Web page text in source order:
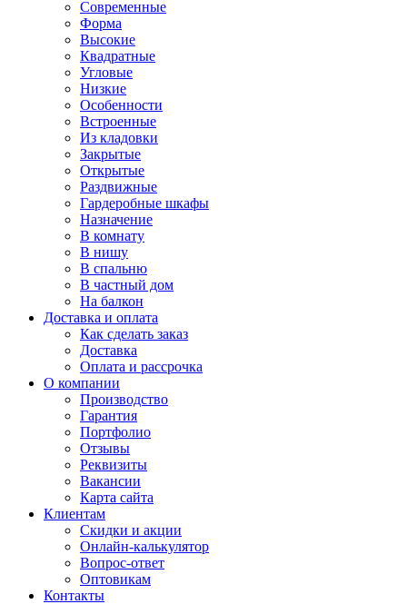
Современные
Форма
Высокие
Квадратные
Угловые
Низкие
Особенности
Встроенные
Из кладовки
Закрытые
Открытые
Раздвижные
Гардеробные шкафы
Назначение
В комнату
В нишу
В спальню
В частный дом
На балкон
Доставка и оплата
Как сделать заказ
Доставка
Оплата и рассрочка
О компании
Производство
Гарантия
Портфолио
Отзывы
Реквизиты
Вакансии
Карта сайта
Клиентам
Скидки и акции
Онлайн-калькулятор
Вопрос-ответ
Оптовикам
Контакты